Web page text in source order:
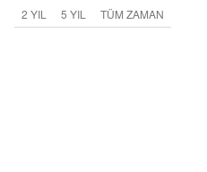
2 YIL 5 YIL TÜM ZAMAN